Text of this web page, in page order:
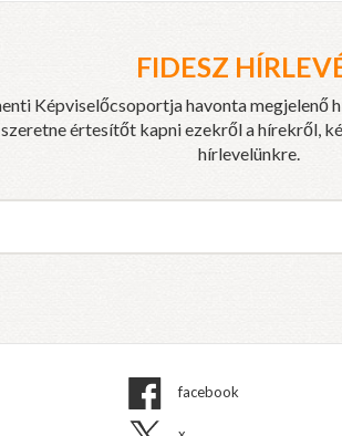
FIDESZ
Képviselőcsoportja havonta megjelenő
szeretne értesítőt kapni ezekről a hírekről,
hírlevelünkre.
facebook